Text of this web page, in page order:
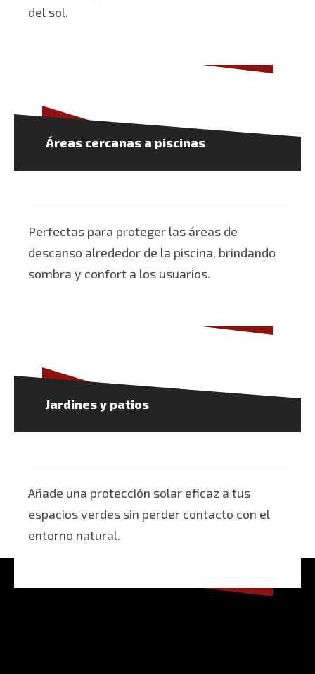
del sol.
Áreas cercanas a piscinas
Perfectas para proteger las áreas de
descanso alrededor de la piscina, brindando
sombra y confort a los usuarios.
Jardines y patios
Añade una protección solar eficaz a tus
espacios verdes sin perder contacto con el
entorno natural.